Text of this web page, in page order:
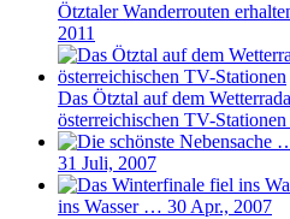
Ötztaler Wanderrouten
2011
Das Ötztal auf dem
österreichischen TV-Stationen
31 Juli, 2007
ins Wasser … 30 Apr., 2007